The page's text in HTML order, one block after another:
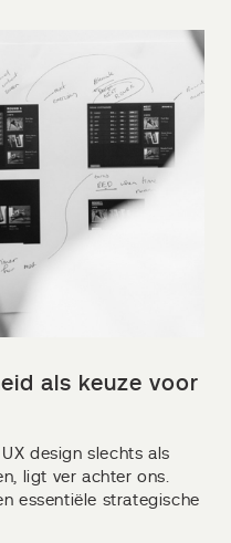
als keuze voor
design slechts als
ligt ver achter ons.
essentiële strategische